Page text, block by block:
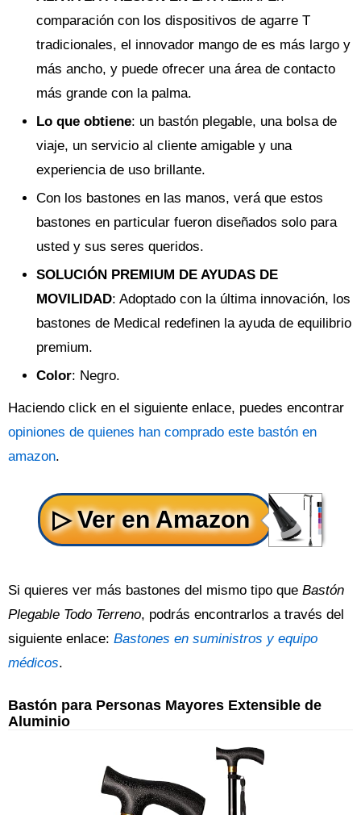
comparación con los dispositivos de agarre T
tradicionales, el innovador mango de es más largo y
más ancho, y puede ofrecer una área de contacto
más grande con la palma.
Lo que obtiene: un bastón plegable, una bolsa de
viaje, un servicio al cliente amigable y una
experiencia de uso brillante.
Con los bastones en las manos, verá que estos
bastones en particular fueron diseñados solo para
usted y sus seres queridos.
SOLUCIÓN PREMIUM DE AYUDAS DE
MOVILIDAD: Adoptado con la última innovación, los
bastones de Medical redefinen la ayuda de equilibrio
premium.
Color: Negro.
Haciendo click en el siguiente enlace, puedes encontrar
opiniones de quienes han comprado este bastón en
amazon.
Si quieres ver más bastones del mismo tipo que Bastón
Plegable Todo Terreno, podrás encontrarlos a través del
siguiente enlace: Bastones en suministros y equipo
médicos.
Bastón para Personas Mayores Extensible de
Aluminio